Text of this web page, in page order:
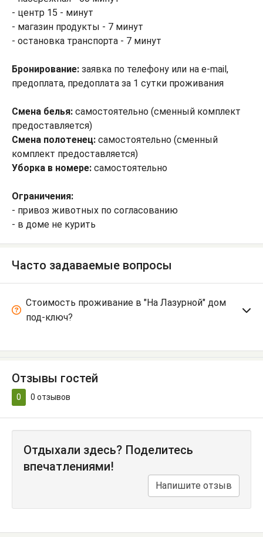
- центр 15 - минут
- магазин продукты - 7 минут
- остановка транспорта - 7 минут
Бронирование: заявка по телефону или на e-mail,
предоплата, предоплата за 1 сутки проживания
Смена белья: самостоятельно (сменный комплект
предоставляется)
Смена полотенец: самостоятельно (сменный
комплект предоставляется)
Уборка в номере: самостоятельно
Ограничения:
- привоз животных по согласованию
- в доме не курить
Часто задаваемые вопросы
Стоимость проживание в "На Лазурной" дом
под-ключ?
Отзывы гостей
0 0 отзывов
Отдыхали здесь? Поделитесь
впечатлениями!
Напишите отзыв